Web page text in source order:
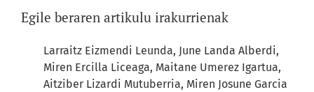
Egile beraren artikulu irakurrienak
Larraitz Eizmendi Leunda, June Landa Alberdi,
Miren Ercilla Liceaga, Maitane Umerez Igartua,
Aitziber Lizardi Mutuberria, Miren Josune Garcia